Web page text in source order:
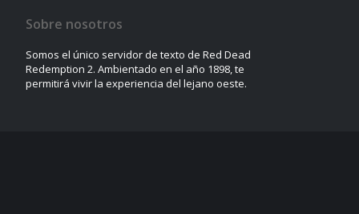
Sobre nosotros
Somos el único servidor de texto de Red Dead
Redemption 2. Ambientado en el año 1898, te
permitirá vivir la experiencia del lejano oeste.